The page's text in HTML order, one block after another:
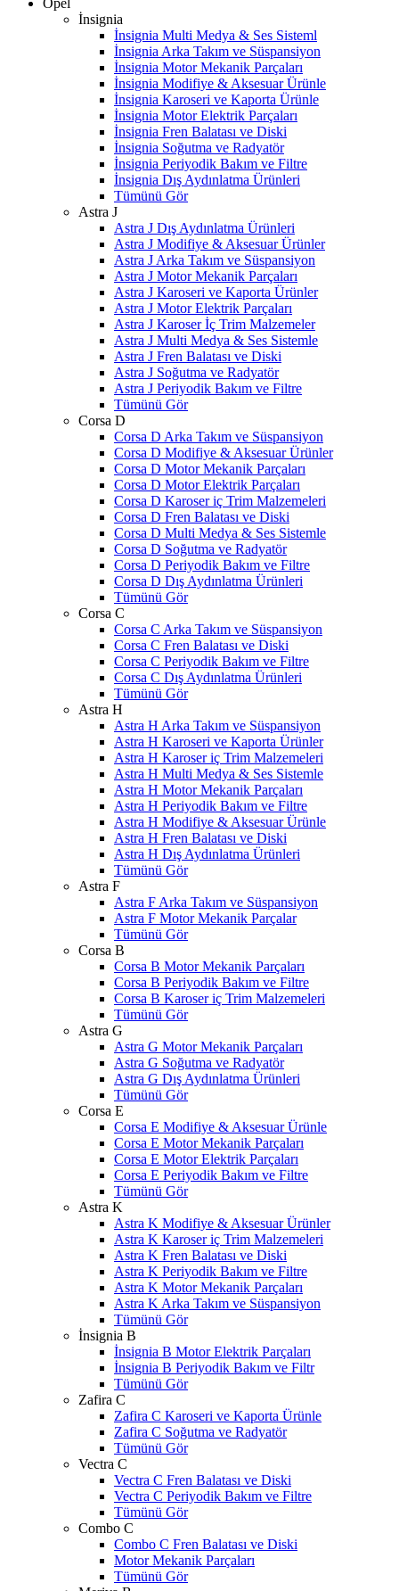
Opel
İnsignia
İnsignia Multi Medya & Ses Sisteml
İnsignia Arka Takım ve Süspansiyon
İnsignia Motor Mekanik Parçaları
İnsignia Modifiye & Aksesuar Ürünle
İnsignia Karoseri ve Kaporta Ürünle
İnsignia Motor Elektrik Parçaları
İnsignia Fren Balatası ve Diski
İnsignia Soğutma ve Radyatör
İnsignia Periyodik Bakım ve Filtre
İnsignia Dış Aydınlatma Ürünleri
Tümünü Gör
Astra J
Astra J Dış Aydınlatma Ürünleri
Astra J Modifiye & Aksesuar Ürünler
Astra J Arka Takım ve Süspansiyon
Astra J Motor Mekanik Parçaları
Astra J Karoseri ve Kaporta Ürünler
Astra J Motor Elektrik Parçaları
Astra J Karoser İç Trim Malzemeler
Astra J Multi Medya & Ses Sistemle
Astra J Fren Balatası ve Diski
Astra J Soğutma ve Radyatör
Astra J Periyodik Bakım ve Filtre
Tümünü Gör
Corsa D
Corsa D Arka Takım ve Süspansiyon
Corsa D Modifiye & Aksesuar Ürünler
Corsa D Motor Mekanik Parçaları
Corsa D Motor Elektrik Parçaları
Corsa D Karoser iç Trim Malzemeleri
Corsa D Fren Balatası ve Diski
Corsa D Multi Medya & Ses Sistemle
Corsa D Soğutma ve Radyatör
Corsa D Periyodik Bakım ve Filtre
Corsa D Dış Aydınlatma Ürünleri
Tümünü Gör
Corsa C
Corsa C Arka Takım ve Süspansiyon
Corsa C Fren Balatası ve Diski
Corsa C Periyodik Bakım ve Filtre
Corsa C Dış Aydınlatma Ürünleri
Tümünü Gör
Astra H
Astra H Arka Takım ve Süspansiyon
Astra H Karoseri ve Kaporta Ürünler
Astra H Karoser iç Trim Malzemeleri
Astra H Multi Medya & Ses Sistemle
Astra H Motor Mekanik Parçaları
Astra H Periyodik Bakım ve Filtre
Astra H Modifiye & Aksesuar Ürünle
Astra H Fren Balatası ve Diski
Astra H Dış Aydınlatma Ürünleri
Tümünü Gör
Astra F
Astra F Arka Takım ve Süspansiyon
Astra F Motor Mekanik Parçalar
Tümünü Gör
Corsa B
Corsa B Motor Mekanik Parçaları
Corsa B Periyodik Bakım ve Filtre
Corsa B Karoser iç Trim Malzemeleri
Tümünü Gör
Astra G
Astra G Motor Mekanik Parçaları
Astra G Soğutma ve Radyatör
Astra G Dış Aydınlatma Ürünleri
Tümünü Gör
Corsa E
Corsa E Modifiye & Aksesuar Ürünle
Corsa E Motor Mekanik Parçaları
Corsa E Motor Elektrik Parçaları
Corsa E Periyodik Bakım ve Filtre
Tümünü Gör
Astra K
Astra K Modifiye & Aksesuar Ürünler
Astra K Karoser iç Trim Malzemeleri
Astra K Fren Balatası ve Diski
Astra K Periyodik Bakım ve Filtre
Astra K Motor Mekanik Parçaları
Astra K Arka Takım ve Süspansiyon
Tümünü Gör
İnsignia B
İnsignia B Motor Elektrik Parçaları
İnsignia B Periyodik Bakım ve Filtr
Tümünü Gör
Zafira C
Zafira C Karoseri ve Kaporta Ürünle
Zafira C Soğutma ve Radyatör
Tümünü Gör
Vectra C
Vectra C Fren Balatası ve Diski
Vectra C Periyodik Bakım ve Filtre
Tümünü Gör
Combo C
Combo C Fren Balatası ve Diski
Motor Mekanik Parçaları
Tümünü Gör